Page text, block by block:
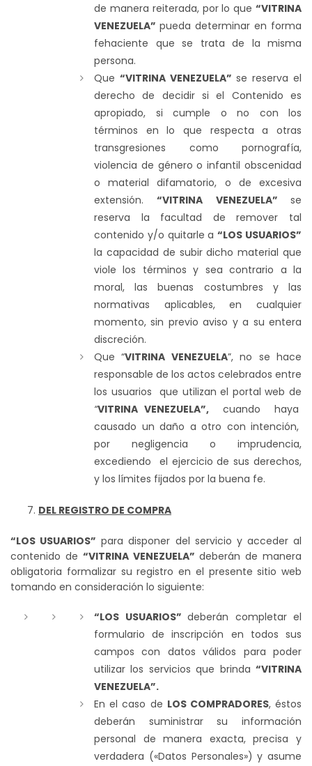
de manera reiterada, por lo que “VITRINA
VENEZUELA” pueda determinar en forma
fehaciente que se trata de la misma
persona.
Que “VITRINA VENEZUELA” se reserva el
derecho de decidir si el Contenido es
apropiado, si cumple o no con los
términos en lo que respecta a otras
transgresiones como pornografía,
violencia de género o infantil obscenidad
o material difamatorio, o de excesiva
extensión.“VITRINA VENEZUELA”se
reserva la facultad de remover tal
contenido y/o quitarle a“LOS USUARIOS”
la capacidad de subir dicho material que
viole los términos y sea contrario a la
moral, las buenas costumbres y las
normativas aplicables, en cualquier
momento, sin previo aviso y a su entera
discreción.
Que “VITRINA VENEZUELA”, no se hace
responsable de los actos celebrados entre
los usuarios que utilizan el portal web de
“VITRINA VENEZUELA”, cuando haya
causado un daño a otro con intención,
por negligencia o imprudencia,
excediendo el ejercicio de sus derechos,
y los límites fijados por la buena fe.
DEL REGISTRO DE COMPRA
“LOS USUARIOS” para disponer del servicio y acceder al
contenido de “VITRINA VENEZUELA” deberán de manera
obligatoria formalizar su registro en el presente sitio web
tomando en consideración lo siguiente:
“LOS USUARIOS” deberán completar el
formulario de inscripción en todos sus
campos con datos válidos para poder
utilizar los servicios que brinda “VITRINA
VENEZUELA”.
En el caso de LOS COMPRADORES, éstos
deberán suministrar su información
personal de manera exacta, precisa y
verdadera («Datos Personales») y asume